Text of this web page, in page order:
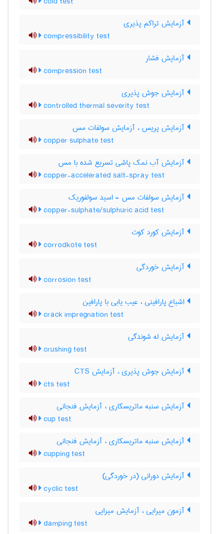
آزمایش تراکم پذیری
compressibility test
آزمایش فشار
compression test
آزمایش جوش پذیری
controlled thermal severity test
آزمایش پریس ، آزمایش سولفات مس
copper sulphate test
آزمایش آب نمک پاشی تسریع شده با مس
copper-accelerated salt-spray test
آزمایش سولفات مس - اسید سولفوریک
copper-sulphate/sulphuric acid test
آزمایش کورد کوت
corrodkote test
آزمایش خوردگی
corrosion test
اشباع پارافینی ، عیب یابی با پارافین
crack impregnation test
آزمایش له شوندگی
crushing test
آزمایش جوش پذیری ، آزمایش CTS
cts test
آزمایش سنبه ماتریسکاری ، آزمایش فنجانی
cup test
آزمایش سنبه ماتریسکاری ، آزمایش فنجانی
cupping test
آزمایش دورانی (در خوردگی)
cyclic test
آزمون میرایی ، آزمایش میرایی
damping test